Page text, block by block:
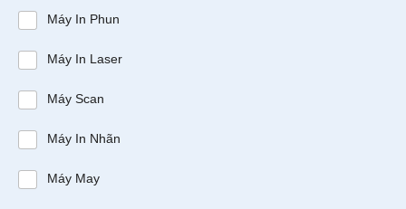
Máy In Phun
Máy In Laser
Máy Scan
Máy In Nhãn
Máy May